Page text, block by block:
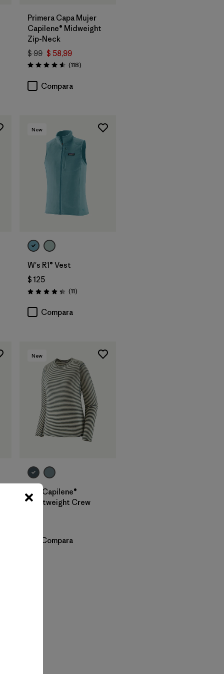
Primera Capa Mujer
Capilene® Midweight
Zip-Neck
$ 99 $ 58,99
Valoración: 4.6 / 5
(118Comentarios
)
Compara
New
W's R1® Vest
$ 125
Valoración: 4.4 / 5
(11Comentarios
)
Compara
New
W's Capilene®
Lightweight Crew
Compara